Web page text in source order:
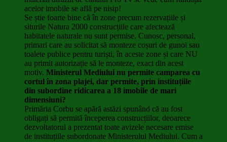
acelor imobile se află pe nisip!
Se știe foarte bine că în zone precum rezervațiile și
siturile Natura 2000 construcțiile care afectează
habitatele naturale nu sunt permise. Cunosc, personal,
primari care au solicitat să monteze coșuri de gunoi sau
toalete publice pentru turiști, în aceste zone și care NU
au primit autorizație să le monteze, exact din acest
motiv. Ministerul Mediului nu permite camparea cu
cortul în zona plajei, dar permite, prin instituțiile
din subordine ridicarea a 18 imobile de mari
dimensiuni?
Primăria Corbu se apără astăzi spunând că au fost
obligați să permită începerea construcțiilor, deoarece
dezvoltatorul a prezentat toate avizele necesare emise
de instituțiile subordonate Ministerului Mediului. Cum a